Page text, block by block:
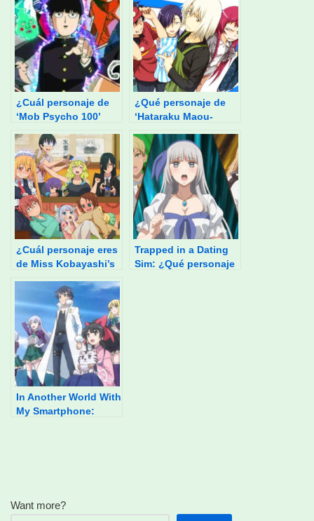
¿Cuál personaje de
‘Mob Psycho 100’
¿Qué personaje de
‘Hataraku Maou-
Part-Timer’ eres?
¿Cuál personaje eres
de Miss Kobayashi’s
Trapped in a Dating
Sim: ¿Qué personaje
In Another World With
My Smartphone:
Want more?